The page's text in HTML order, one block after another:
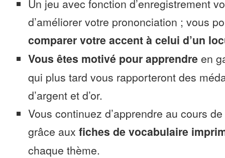
Un jeu avec fonction d’enregistrement
d’améliorer votre prononciation ; vous
comparer votre accent à celui d’un
Vous êtes motivé pour apprendre en
qui plus tard vous rapporteront des
d’argent et d’or.
Vous continuez d’apprendre au cours
grâce aux fiches de vocabulaire
chaque thème.